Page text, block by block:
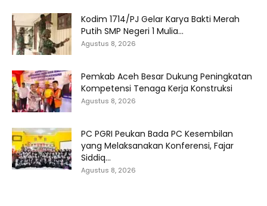
Kodim 1714/PJ Gelar Karya Bakti Merah
Putih SMP Negeri 1 Mulia...
Agustus 8, 2026
Pemkab Aceh Besar Dukung Peningkatan
Kompetensi Tenaga Kerja Konstruksi
Agustus 8, 2026
PC PGRI Peukan Bada PC Kesembilan
yang Melaksanakan Konferensi, Fajar
Siddiq...
Agustus 8, 2026